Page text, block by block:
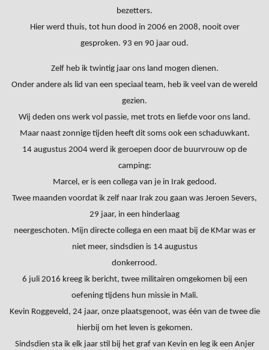
bezetters.
Hier werd thuis, tot hun dood in 2006 en 2008, nooit over
gesproken. 93 en 90 jaar oud.
Zelf heb ik twintig jaar ons land mogen dienen.
Onder andere als lid van een speciaal team, heb ik veel van de wereld
gezien.
Wij deden ons werk vol passie, met trots en liefde voor ons land.
Maar naast zonnige tijden heeft dit soms ook een schaduwkant.
14 augustus 2004 werd ik geroepen door de buurvrouw op de
camping:
Marcel, er is een collega van je in Irak gedood.
Twee maanden voordat ik zelf naar Irak zou gaan was Jeroen Severs,
29 jaar, in een hinderlaag
neergeschoten. Mijn directe collega en een maat bij de KMar was er
niet meer, sindsdien is 14 augustus
donkerrood.
6 juli 2016 kreeg ik bericht, twee militairen omgekomen bij een
oefening tijdens hun missie in Mali.
Kevin Roggeveld, 24 jaar, onze plaatsgenoot, was één van de twee die
hierbij om het leven is gekomen.
Sindsdien sta ik elk jaar stil bij het graf van Kevin en leg ik een Anjer